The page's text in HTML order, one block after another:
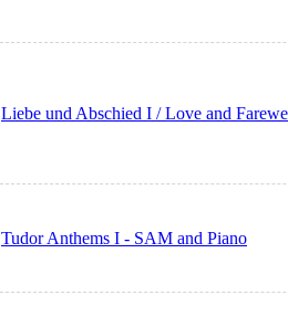
Liebe und Abschied I / Love and
Tudor Anthems I - SAM and Piano